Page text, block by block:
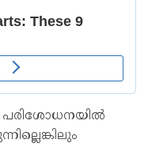
പരിശോധനയിൽ